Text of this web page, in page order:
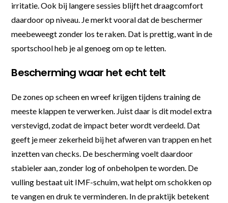
irritatie. Ook bij langere sessies blijft het draagcomfort
daardoor op niveau. Je merkt vooral dat de beschermer
meebeweegt zonder los te raken. Dat is prettig, want in de
sportschool heb je al genoeg om op te letten.
Bescherming waar het echt telt
De zones op scheen en wreef krijgen tijdens training de
meeste klappen te verwerken. Juist daar is dit model extra
verstevigd, zodat de impact beter wordt verdeeld. Dat
geeft je meer zekerheid bij het afweren van trappen en het
inzetten van checks. De bescherming voelt daardoor
stabieler aan, zonder log of onbeholpen te worden. De
vulling bestaat uit IMF-schuim, wat helpt om schokken op
te vangen en druk te verminderen. In de praktijk betekent